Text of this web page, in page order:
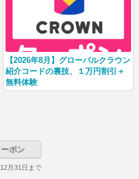
【2026年8月】グローバルクラウン
紹介コードの裏技、１万円割引＋
無料体験
ポン
月31日まで